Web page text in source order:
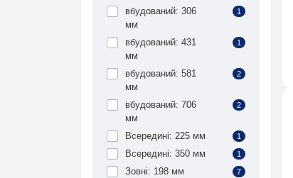
вбудований: 306
мм
1
вбудований: 431
мм
1
вбудований: 581
мм
2
вбудований: 706
мм
2
Всередині: 225 мм 1
Всередині: 350 мм 1
Зовні: 198 мм 7